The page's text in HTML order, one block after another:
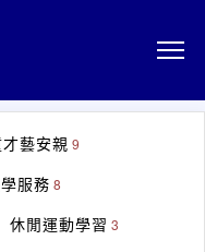
才藝安親 9
服務 8
休閒運動學習 3